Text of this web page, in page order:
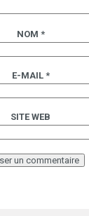
OXYBUL
NOM *
E-MAIL *
SITE WEB